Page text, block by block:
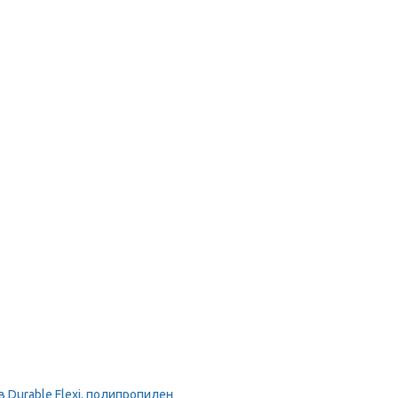
Flexi, полипропилен